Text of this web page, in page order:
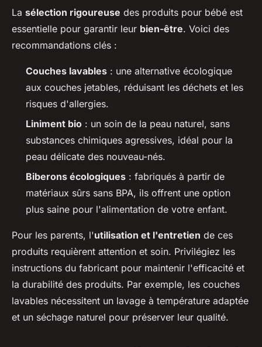
La sélection rigoureuse des produits pour bébé est
essentielle pour garantir leur bien-être. Voici des
recommandations clés :
Couches lavables : une alternative écologique
aux couches jetables, réduisant les déchets et les
risques d'allergies.
Liniment bio : un soin de la peau naturel, sans
substances chimiques agressives, idéal pour la
peau délicate des nouveau-nés.
Biberons écologiques : fabriqués à partir de
matériaux sûrs sans BPA, ils offrent une option
plus saine pour l'alimentation de votre enfant.
Pour les parents, l'utilisation et l'entretien de ces
produits requièrent attention et soin. Privilégiez les
instructions du fabricant pour maintenir l'efficacité et
la durabilité des produits. Par exemple, les couches
lavables nécessitent un lavage à température adaptée
et un séchage naturel pour préserver leur qualité.